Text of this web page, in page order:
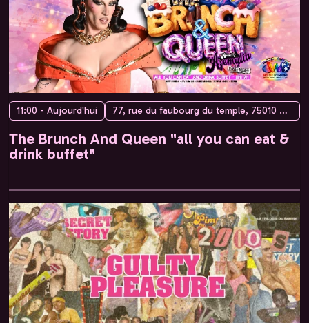
11:00 - Aujourd'hui 77, rue du faubourg du temple, 75010 Paris, France
The Brunch And Queen "all you can eat &
drink buffet"